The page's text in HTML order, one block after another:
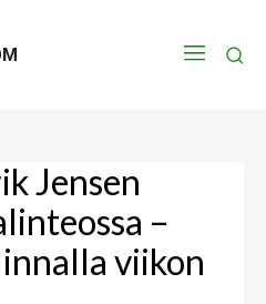
Jensen
–
viikon